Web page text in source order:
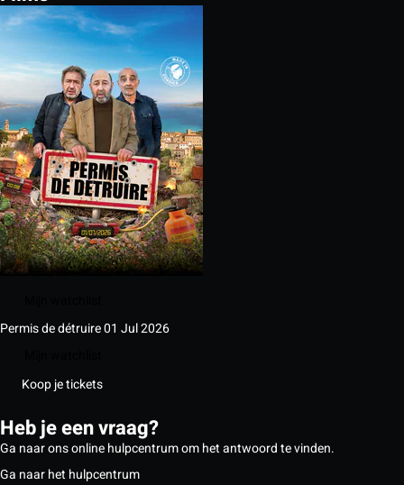
Permis de détruire01 Jul 2026
Koop je tickets
Heb je een vraag?
Ga naar ons online hulpcentrum om het antwoord te vinden.
Ga naar het hulpcentrum